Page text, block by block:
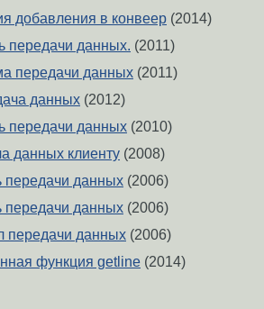
добавления в конвеер (2014)
передачи данных. (2011)
передачи данных (2011)
данных (2012)
передачи данных (2010)
данных клиенту (2008)
передачи данных (2006)
передачи данных (2006)
передачи данных (2006)
функция getline (2014)